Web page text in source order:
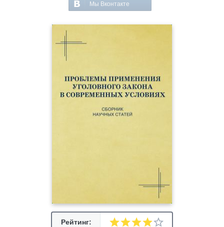
Мы Вконтакте
Рейтинг: